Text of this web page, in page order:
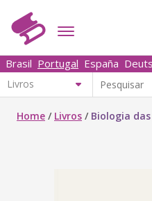
Brasil Portugal España
Home / Livros / Biologia